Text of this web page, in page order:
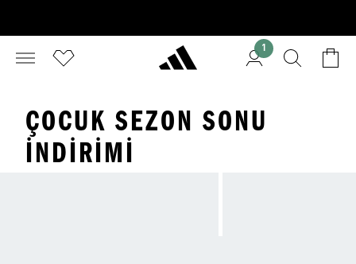
1
ÇOCUK SEZON SONU
İNDIRIMI